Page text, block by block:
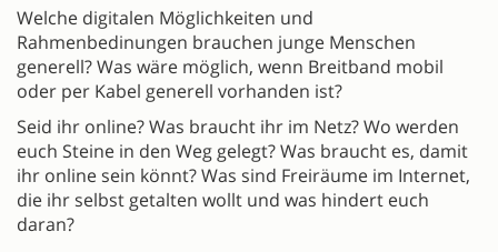
Welche digitalen Möglichkeiten und
Rahmenbedinungen brauchen junge Menschen
generell? Was wäre möglich, wenn Breitband mobil
oder per Kabel generell vorhanden ist?
Seid ihr online? Was braucht ihr im Netz? Wo werden
euch Steine in den Weg gelegt? Was braucht es, damit
ihr online sein könnt? Was sind Freiräume im Internet,
die ihr selbst getalten wollt und was hindert euch
daran?